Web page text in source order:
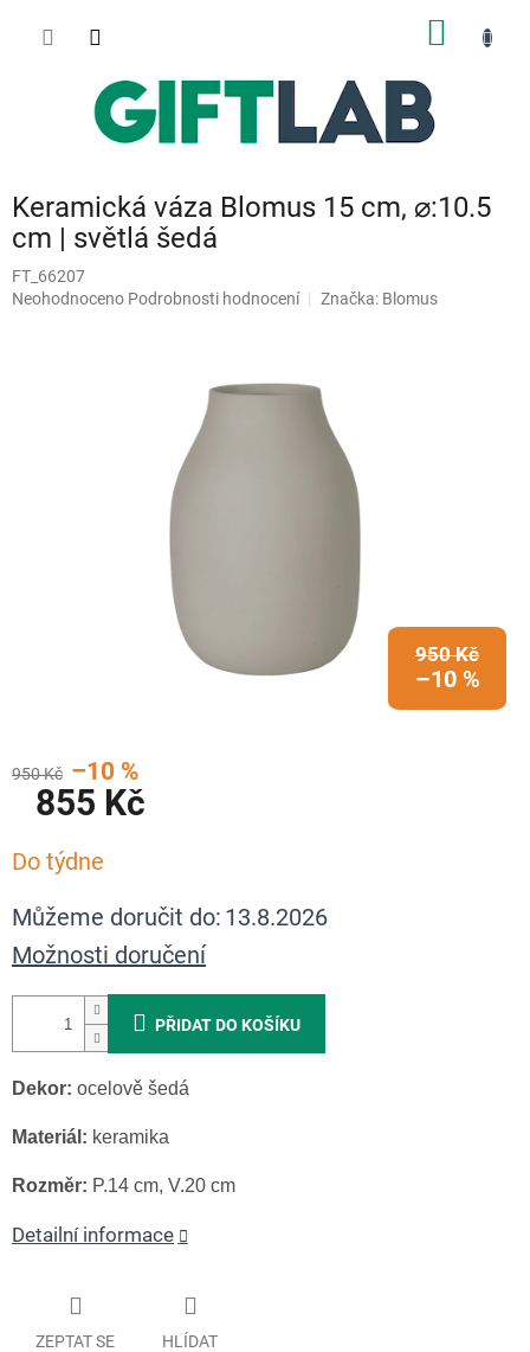
Keramická váza Blomus 15 cm, ⌀:10.5
cm | světlá šedá
FT_66207
Průměrné
Neohodnoceno Podrobnosti hodnocení Značka: Blomus
950 Kč
–10 %
950 Kč –10 %
855 Kč
cena:
Do týdne
Můžeme doručit do: 13.8.2026
Možnosti doručení
PŘIDAT DO KOŠÍKU
Dekor: ocelově šedá
Materiál: keramika
Rozměr: P.14 cm, V.20 cm
Detailní informace
ZEPTAT SE HLÍDAT